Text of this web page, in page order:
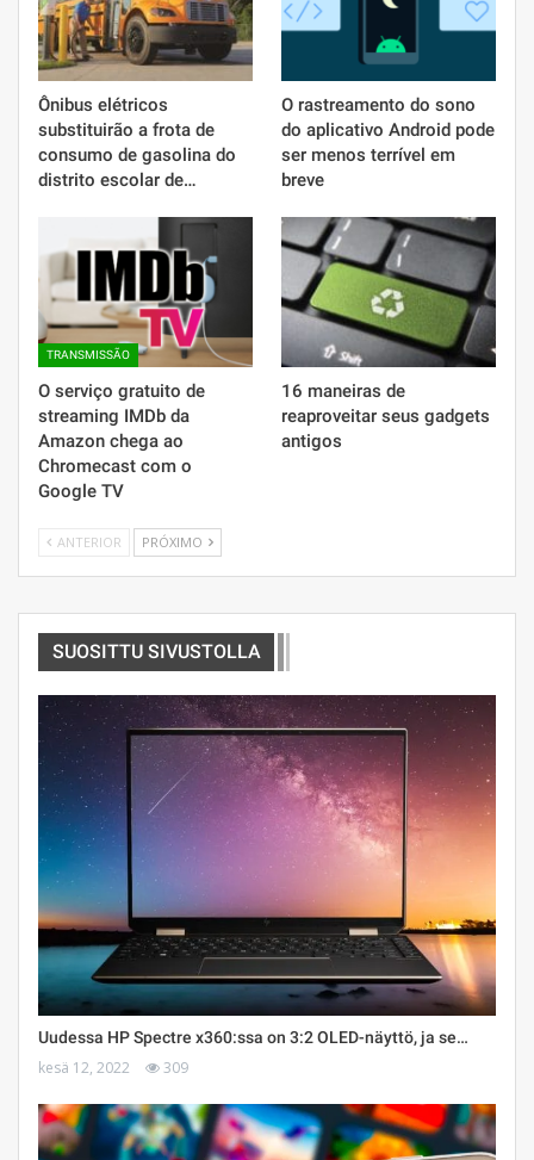
Ônibus elétricos
substituirão a frota de
consumo de gasolina do
distrito escolar de…
O rastreamento do sono
do aplicativo Android pode
ser menos terrível em
breve
TRANSMISSÃO
O serviço gratuito de
streaming IMDb da
Amazon chega ao
Chromecast com o
Google TV
16 maneiras de
reaproveitar seus gadgets
antigos
ANTERIOR PRÓXIMO
SUOSITTU SIVUSTOLLA
Uudessa HP Spectre x360:ssa on 3:2 OLED-näyttö, ja se…
kesä 12, 2022 309